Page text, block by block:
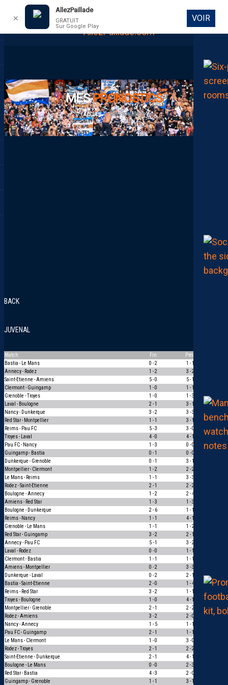
DIRECT
MESPRONOSTICS
ACCUEIL MES PRONOSTICS
BACK
JUVENAL
Match Fin Préd
Bastia - Le Mans
0 - 2 1 - 1
Annecy - Rodez
1 - 2 3 - 2
Saint-Etienne - Amiens
5 - 0 5 - 1
Clermont - Guingamp
1 - 0 1 - 1
Grenoble - Troyes
1 - 0 1 - 3
Laval - Boulogne
2 - 1 3 - 1
1
Nancy - Dunkerque
3 - 2 3 - 3
Red Star - Montpellier
1 - 1 3 - 1
0
Reims - Pau FC
5 - 3 3 - 0
1
Troyes - Laval
4 - 0 4 - 1
1
Pau FC - Nancy
1 - 3 0 - 0
0
Guingamp - Bastia
0 - 1 0 - 0
Dunkerque - Grenoble
0 - 1 3 - 1
Montpellier - Clermont
1 - 2 2 - 2
Le Mans - Reims
1 - 1 3 - 3
Rodez - Saint-Etienne
2 - 1 2 - 2
Boulogne - Annecy
1 - 2 2 - 4
Amiens - Red Star
1 - 3 1 - 3
Boulogne - Dunkerque
2 - 6 1 - 1
Reims - Nancy
1 - 1 4 - 1
Grenoble - Le Mans
1 - 1 1 - 2
Red Star - Guingamp
3 - 2 2 - 1
Annecy - Pau FC
5 - 1 3 - 2
Laval - Rodez
0 - 0 1 - 1
Clermont - Bastia
1 - 1 1 - 1
Amiens - Montpellier
0 - 2 3 - 3
Dunkerque - Laval
0 - 2 2 - 1
Bastia - Saint-Etienne
2 - 0 1 - 4
0
Reims - Red Star
3 - 2 1 - 1
Troyes - Boulogne
1 - 0 4 - 1
1
Montpellier - Grenoble
2 - 1 2 - 2
0
Rodez - Amiens
3 - 2 2 - 0
1
Nancy - Annecy
1 - 5 1 - 1
Pau FC - Guingamp
2 - 1 1 - 1
Le Mans - Clermont
1 - 0 3 - 0
Rodez - Troyes
2 - 1 2 - 2
Saint-Etienne - Dunkerque
2 - 1 4 - 1
Boulogne - Le Mans
0 - 0 2 - 3
Red Star - Bastia
4 - 3 2 - 0
Guingamp - Grenoble
1 - 1 3 - 1
✕
AllezPaillade
GRATUIT
Sur Google Play
VOIR